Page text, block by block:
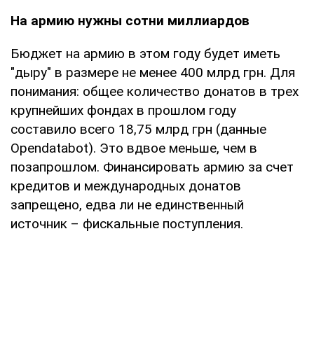
На армию нужны сотни миллиардов
Бюджет на армию в этом году будет иметь
"дыру" в размере не менее 400 млрд грн. Для
понимания: общее количество донатов в трех
крупнейших фондах в прошлом году
составило всего 18,75 млрд грн (данные
Opendatabot). Это вдвое меньше, чем в
позапрошлом. Финансировать армию за счет
кредитов и международных донатов
запрещено, едва ли не единственный
источник – фискальные поступления.